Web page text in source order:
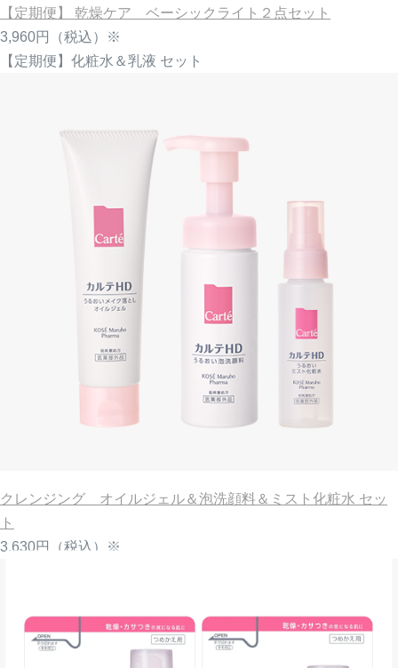
【定期便】 乾燥ケア ベーシックライト２点セット
3,960円
（税込）※
【定期便】化粧水＆乳液 セット
クレンジング オイルジェル＆泡洗顔料＆ミスト化粧水 セッ
ト
3,630円
（税込）※